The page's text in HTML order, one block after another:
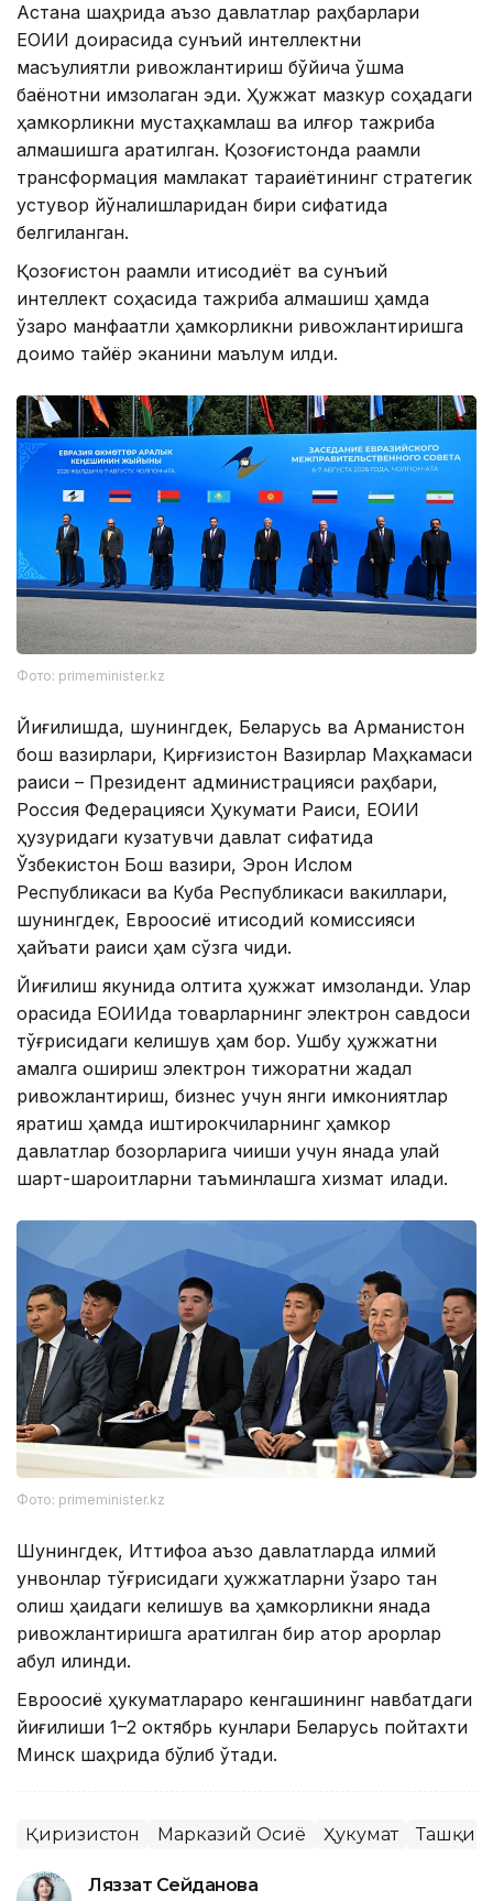
Астана шаҳрида аъзо давлатлар раҳбарлари
ЕОИИ доирасида сунъий интеллектни
масъулиятли ривожлантириш бўйича қўшма
баёнотни имзолаган эди. Ҳужжат мазкур соҳадаги
ҳамкорликни мустаҳкамлаш ва илғор тажриба
алмашишга қаратилган. Қозоғистонда рақамли
трансформация мамлакат тараққиётининг стратегик
устувор йўналишларидан бири сифатида
белгиланган.
Қозоғистон рақамли иқтисодиёт ва сунъий
интеллект соҳасида тажриба алмашиш ҳамда
ўзаро манфаатли ҳамкорликни ривожлантиришга
доимо тайёр эканини маълум қилди.
Фото: primeminister.kz
Йиғилишда, шунингдек, Беларусь ва Арманистон
бош вазирлари, Қирғизистон Вазирлар Маҳкамаси
раиси – Президент администрацияси раҳбари,
Россия Федерацияси Ҳукумати Раиси, ЕОИИ
ҳузуридаги кузатувчи давлат сифатида
Ўзбекистон Бош вазири, Эрон Ислом
Республикаси ва Куба Республикаси вакиллари,
шунингдек, Евроосиё иқтисодий комиссияси
ҳайъати раиси ҳам сўзга чиқди.
Йиғилиш якунида олтита ҳужжат имзоланди. Улар
орасида ЕОИИда товарларнинг электрон савдоси
тўғрисидаги келишув ҳам бор. Ушбу ҳужжатни
амалга ошириш электрон тижоратни жадал
ривожлантириш, бизнес учун янги имкониятлар
яратиш ҳамда иштирокчиларнинг ҳамкор
давлатлар бозорларига чиқиши учун янада қулай
шарт-шароитларни таъминлашга хизмат қилади.
Фото: primeminister.kz
Шунингдек, Иттифоққа аъзо давлатларда илмий
унвонлар тўғрисидаги ҳужжатларни ўзаро тан
олиш ҳақидаги келишув ва ҳамкорликни янада
ривожлантиришга қаратилган бир қатор қарорлар
қабул қилинди.
Евроосиё ҳукуматлараро кенгашининг навбатдаги
йиғилиши 1–2 октябрь кунлари Беларусь пойтахти
Минск шаҳрида бўлиб ўтади.
Қирғизистон Марказий Осиё Ҳукумат Ташқи
Ляззат Сейданова